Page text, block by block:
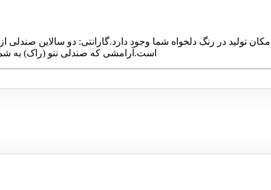
در رنگ دلخواه شما وجود دارد.گارانتی: دو سالاین صندلی از
است.آرامشی که صندلی ننو (راک) به